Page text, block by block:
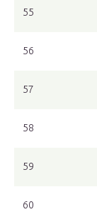
55
56
57
58
59
60